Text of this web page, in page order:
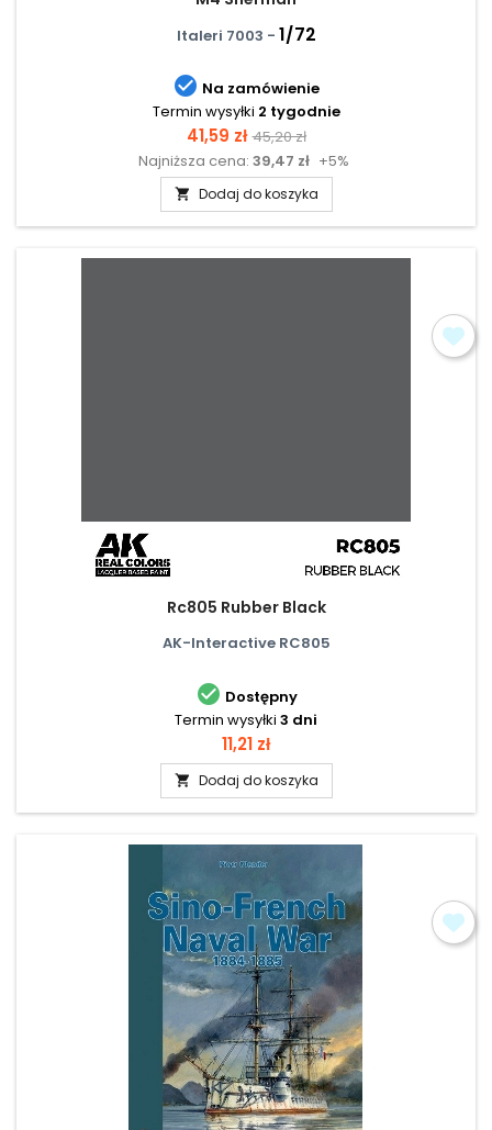
Italeri 7003 - 1/72
 Na zamówienie
Termin wysyłki 2 tygodnie
Cena
41,59 zł Cena
podstawowa
45,20 zł
Najniższa cena: 39,47 zł +5%
 Dodaj do koszyka
Rc805 Rubber Black
AK-Interactive RC805
 Dostępny
Termin wysyłki 3 dni
Cena
11,21 zł
 Dodaj do koszyka